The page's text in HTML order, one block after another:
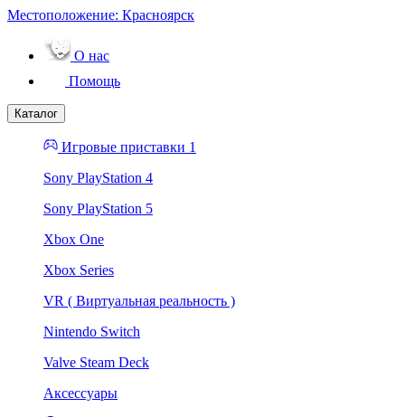
Местоположение: Красноярск
О нас
Помощь
Каталог
Игровые приставки 1
Sony PlayStation 4
Sony PlayStation 5
Xbox One
Xbox Series
VR ( Виртуальная реальность )
Nintendo Switch
Valve Steam Deck
Аксессуары